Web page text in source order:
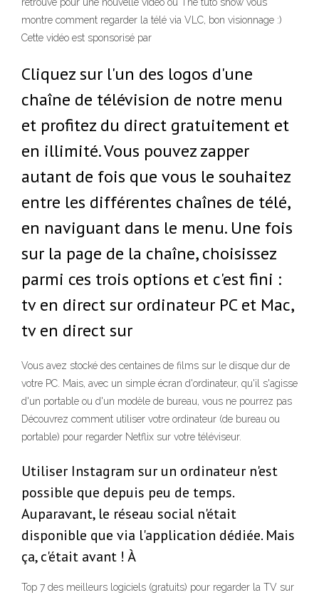
montre comment regarder la télé via VLC, bon visionnage :)
Cette vidéo est sponsorisé par
Cliquez sur l'un des logos d'une
chaîne de télévision de notre menu
et profitez du direct gratuitement et
en illimité. Vous pouvez zapper
autant de fois que vous le souhaitez
entre les différentes chaînes de télé,
en naviguant dans le menu. Une fois
sur la page de la chaîne, choisissez
parmi ces trois options et c'est fini :
tv en direct sur ordinateur PC et Mac,
tv en direct sur
Vous avez stocké des centaines de films sur le disque dur de
votre PC. Mais, avec un simple écran d'ordinateur, qu'il s'agisse
d'un portable ou d'un modèle de bureau, vous ne pourrez pas
Découvrez comment utiliser votre ordinateur (de bureau ou
portable) pour regarder Netflix sur votre téléviseur.
Utiliser Instagram sur un ordinateur n'est
possible que depuis peu de temps.
Auparavant, le réseau social n'était
disponible que via l'application dédiée. Mais
ça, c'était avant ! À
Top 7 des meilleurs logiciels (gratuits) pour regarder la TV sur